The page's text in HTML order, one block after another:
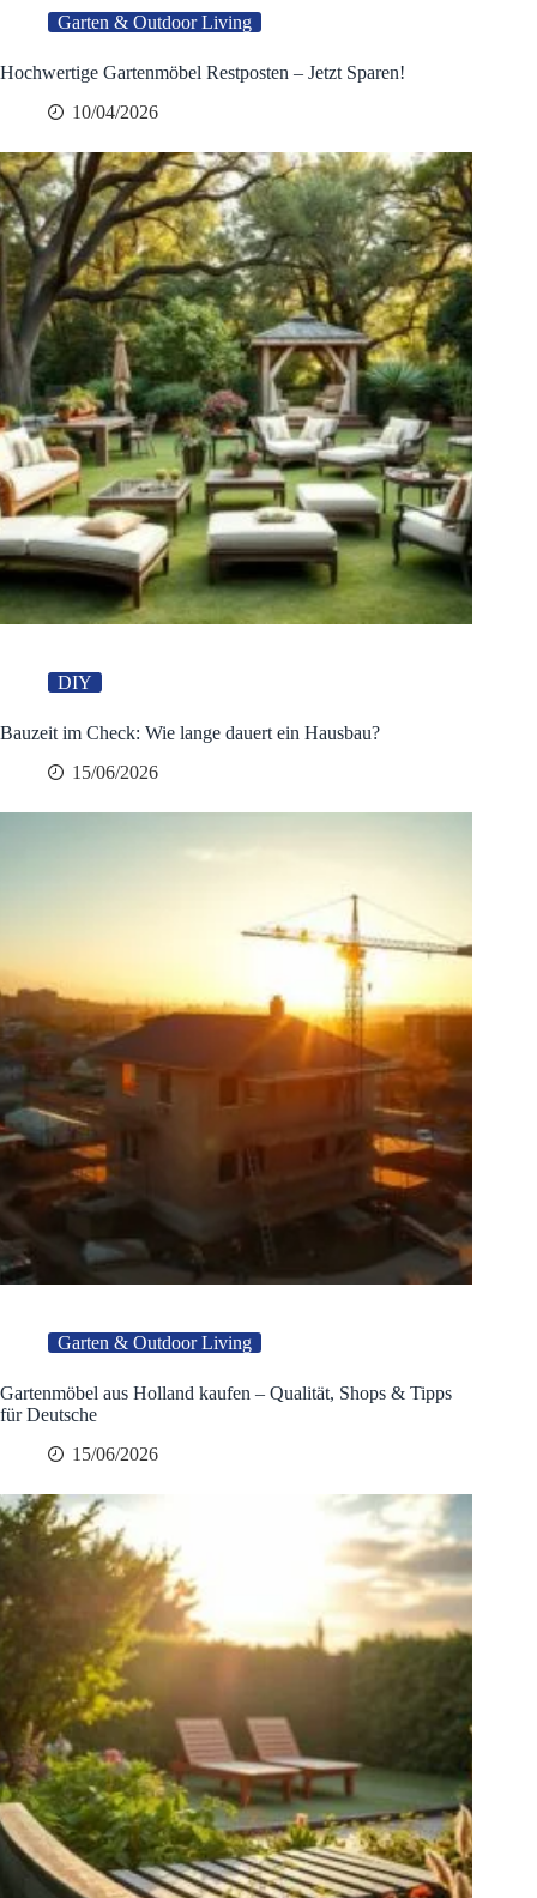
Garten & Outdoor Living
Hochwertige Gartenmöbel Restposten – Jetzt Sparen!
10/04/2026
DIY
Bauzeit im Check: Wie lange dauert ein Hausbau?
15/06/2026
Garten & Outdoor Living
Gartenmöbel aus Holland kaufen – Qualität, Shops & Tipps
für Deutsche
15/06/2026